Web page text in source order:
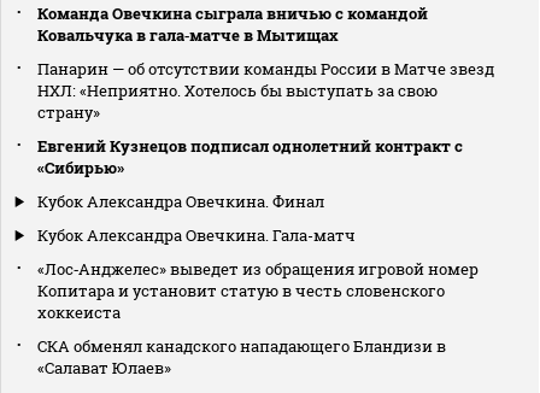
Команда Овечкина сыграла вничью с командой
Ковальчука в гала‑матче в Мытищах
Панарин — об отсутствии команды России в Матче звезд
НХЛ: «Неприятно. Хотелось бы выступать за свою
страну»
Евгений Кузнецов подписал однолетний контракт с
«Сибирью»
Кубок Александра Овечкина. Финал
Кубок Александра Овечкина. Гала-матч
«Лос‑Анджелес» выведет из обращения игровой номер
Копитара и установит статую в честь словенского
хоккеиста
СКА обменял канадского нападающего Бландизи в
«Салават Юлаев»